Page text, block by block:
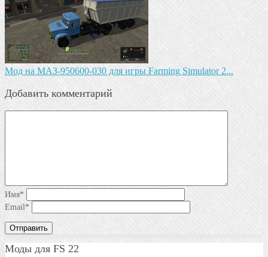
Mод на МАЗ-950600-030 для игры Farming Simulator 2...
Добавить комментарий
Имя*
Email*
Моды для FS 22